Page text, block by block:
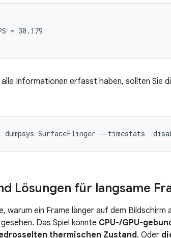
= 30.179
alle Informationen erfasst haben, sollten Sie
Lösungen für langsame
warum ein Frame länger auf dem
Das Spiel könnte CPU-/GPU-
thermischen Zustand. Oder